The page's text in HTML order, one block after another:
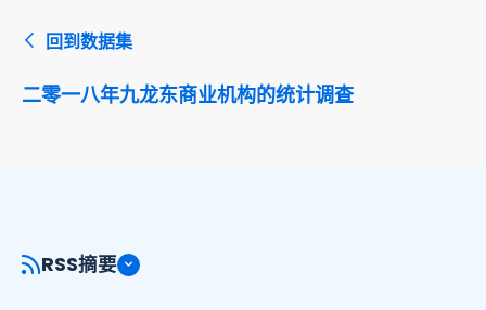
回到数据集
二零一八年九龙东商业机构的统计调查
RSS摘要